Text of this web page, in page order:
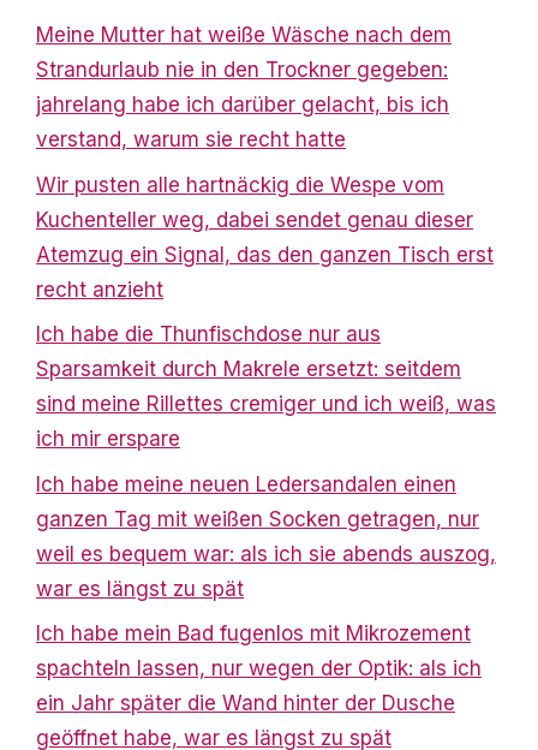
Meine Mutter hat weiße Wäsche nach dem
Strandurlaub nie in den Trockner gegeben:
jahrelang habe ich darüber gelacht, bis ich
verstand, warum sie recht hatte
Wir pusten alle hartnäckig die Wespe vom
Kuchenteller weg, dabei sendet genau dieser
Atemzug ein Signal, das den ganzen Tisch erst
recht anzieht
Ich habe die Thunfischdose nur aus
Sparsamkeit durch Makrele ersetzt: seitdem
sind meine Rillettes cremiger und ich weiß, was
ich mir erspare
Ich habe meine neuen Ledersandalen einen
ganzen Tag mit weißen Socken getragen, nur
weil es bequem war: als ich sie abends auszog,
war es längst zu spät
Ich habe mein Bad fugenlos mit Mikrozement
spachteln lassen, nur wegen der Optik: als ich
ein Jahr später die Wand hinter der Dusche
geöffnet habe, war es längst zu spät